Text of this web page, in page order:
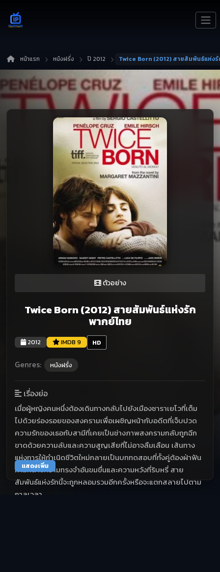
หน้าแรก หนังฝรั่ง ปี 2012
ตัวอย่าง
Twice Born (2012) สายสัมพันธ์แห่งรัก
พากย์ไทย
2012 IMDB 9 HD
Genres: หนังฝรั่ง
เรื่องย่อ
เมื่อผู้หญิงคนหนึ่งต้องเดินทางกลับไปยังเมืองซาราเยโวที่เต็ม
ไปด้วยร่องรอยของสงครามเพื่อเผชิญหน้ากับอดีตที่เจ็บปวด
ความรักของเธอกับสามีที่เคยเป็นช่างภาพสงครามกลับถูกฉีก
ขาดด้วยความลับและความสูญเสียที่ไม่อาจลืมเลือน เส้นทาง
แห่งการให้กำเนิดชีวิตใหม่กลายเป็นบททดสอบที่ทั้งคู่ต้องฝ่าฟัน
ท่ามกลางความทรงจำอันขมขื่นและความหวังที่ริบหรี่ สาย
สัมพันธ์แห่งรักนี้จะถูกหลอมรวมอีกครั้งหรือจะแตกสลายไปตาม
กาลเวลา
แสดงเพิ่ม